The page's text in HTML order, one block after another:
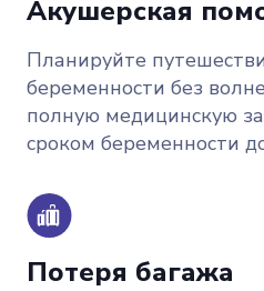
Акушерская
Планируйте
беременности без
полную медицинскую
сроком беременности
Потеря багажа